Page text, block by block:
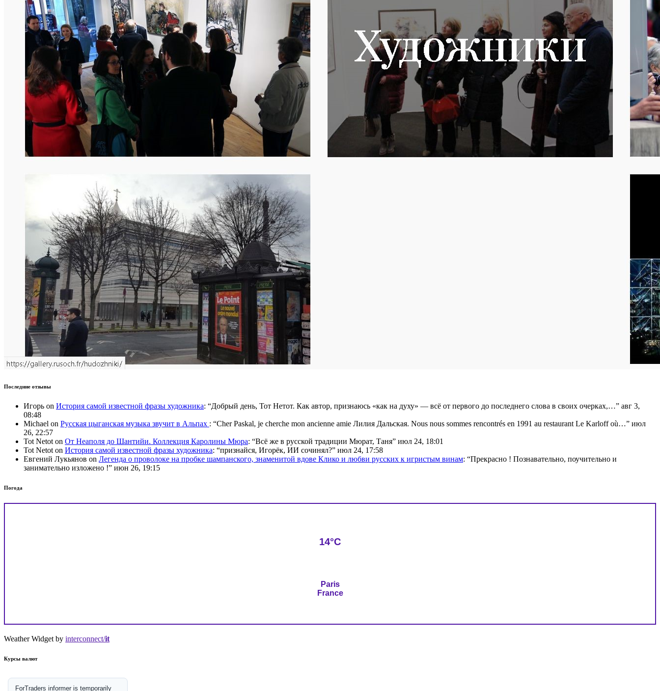
Последние отзывы
Игорь on История самой известной фразы художника: “Добрый день, Тот Нетот. Как автор, признаюсь «как на духу» — всё от первого до последнего слова в своих очерках,…” авг 3,
08:48
Michael on Русская цыганская музыка звучит в Альпах : “Cher Paskal, je cherche mon ancienne amie Лилия Дальская. Nous nous sommes rencontrés en 1991 au restaurant Le Karloff où…” июл
26, 22:57
Tot Netot on От Неаполя до Шантийи. Коллекция Каролины Мюра: “Всё же в русской традиции Мюрат, Таня” июл 24, 18:01
Tot Netot on История самой известной фразы художника: “признайся, Игорёк, ИИ сочинял?” июл 24, 17:58
Евгений Лукьянов on Легенда о проволоке на пробке шампанского, знаменитой вдове Клико и любви русских к игристым винам: “Прекрасно ! Познавательно, поучительно и
занимательно изложено !” июн 26, 19:15
Погода
14°C
Paris
France
Weather Widget by interconnect/it
Курсы валют